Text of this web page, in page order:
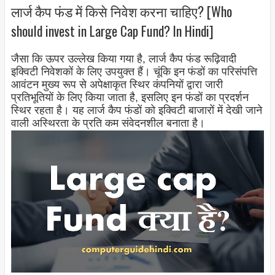
लार्ज कैप फंड में किसे निवेश करना चाहिए? [Who
should invest in Large Cap Fund? In Hindi]
जैसा कि ऊपर उल्लेख किया गया है, लार्ज कैप फंड रूढ़िवादी
इक्विटी निवेशकों के लिए उपयुक्त हैं। चूंकि इन फंडों का परिसंपत्ति
आवंटन मुख्य रूप से अपेक्षाकृत स्थिर कंपनियों द्वारा जारी
प्रतिभूतियों के लिए किया जाता है, इसलिए इन फंडों का प्रदर्शन
स्थिर रहता है। यह लार्ज कैप फंडों को इक्विटी बाजारों में देखी जाने
वाली अस्थिरता के प्रति कम संवेदनशील बनाता है।